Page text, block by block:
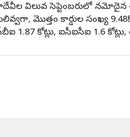
విలువ సెప్టెంబరులో నమోదైన
మొత్తం కార్డుల సంఖ్య
1.87 కోట్లు, ఐసీఐసీఐ 1.6